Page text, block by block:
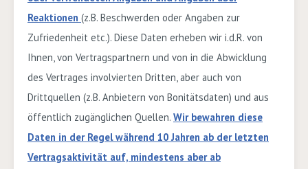
Reaktionen (z.B. Beschwerden oder Angaben zur
Zufriedenheit etc.). Diese Daten erheben wir i.d.R. von
Ihnen, von Vertragspartnern und von in die Abwicklung
des Vertrages involvierten Dritten, aber auch von
Drittquellen (z.B. Anbietern von Bonitätsdaten) und aus
öffentlich zugänglichen Quellen. Wir bewahren diese
Daten in der Regel während 10 Jahren ab der letzten
Vertragsaktivität auf, mindestens aber ab